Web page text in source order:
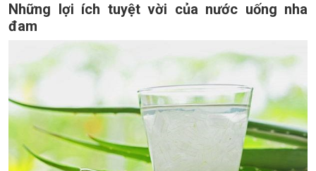
Những lợi ích tuyệt vời của nước uống nha
đam